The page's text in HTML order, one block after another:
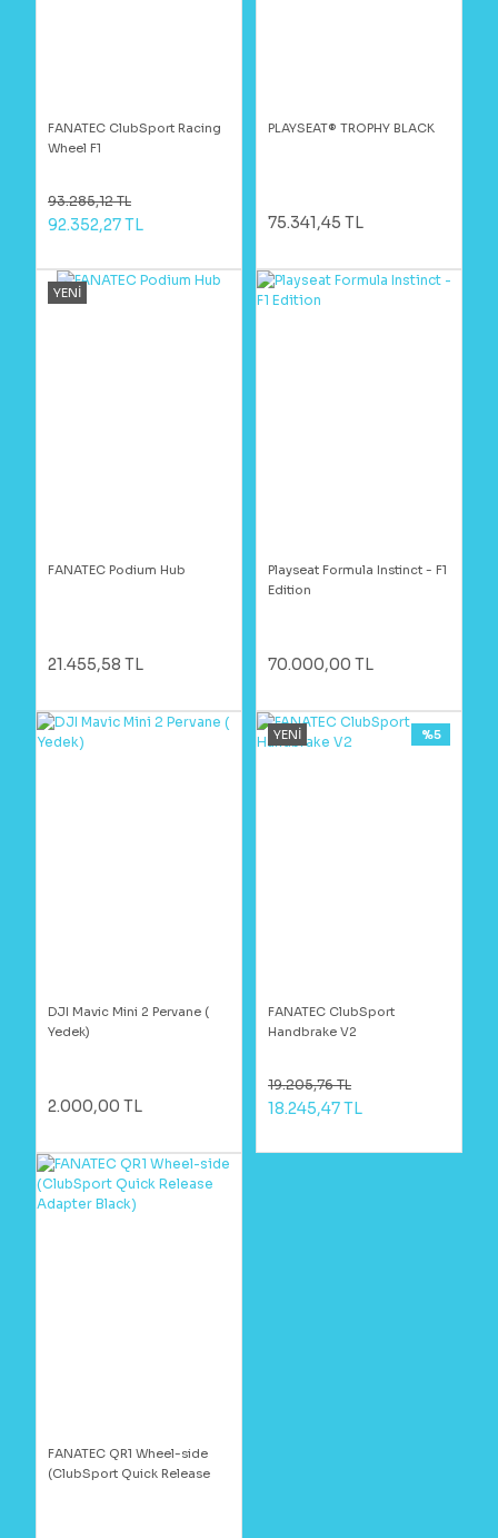
FANATEC ClubSport Racing
Wheel F1
93.285,12 TL
92.352,27 TL
PLAYSEAT® TROPHY BLACK
75.341,45 TL
YENİ
FANATEC Podium Hub
21.455,58 TL
Playseat Formula Instinct - F1
Edition
70.000,00 TL
DJI Mavic Mini 2 Pervane (
Yedek)
2.000,00 TL
YENİ
FANATEC ClubSport
Handbrake V2
%5
19.205,76 TL
18.245,47 TL
FANATEC QR1 Wheel-side
(ClubSport Quick Release